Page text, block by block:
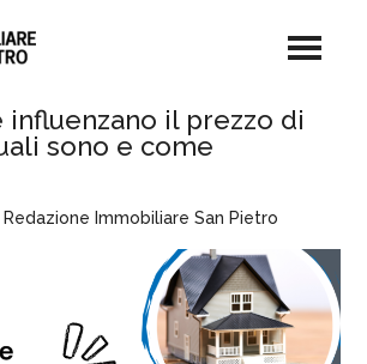
influenzano il prezzo di
sono e come
Redazione Immobiliare San Pietro